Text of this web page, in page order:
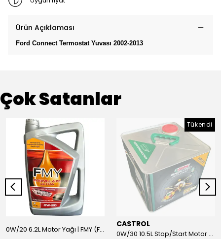
Ürün Açıklaması
Ford Connect Termostat Yuvası 2002-2013
Çok Satanlar
0W/20 6.2L Motor Yağı | FMY (Ford Motor Yağları)
Tükendi
CASTROL
0W/30 10.5L Stop/Start Motor Yağı | CASTROL